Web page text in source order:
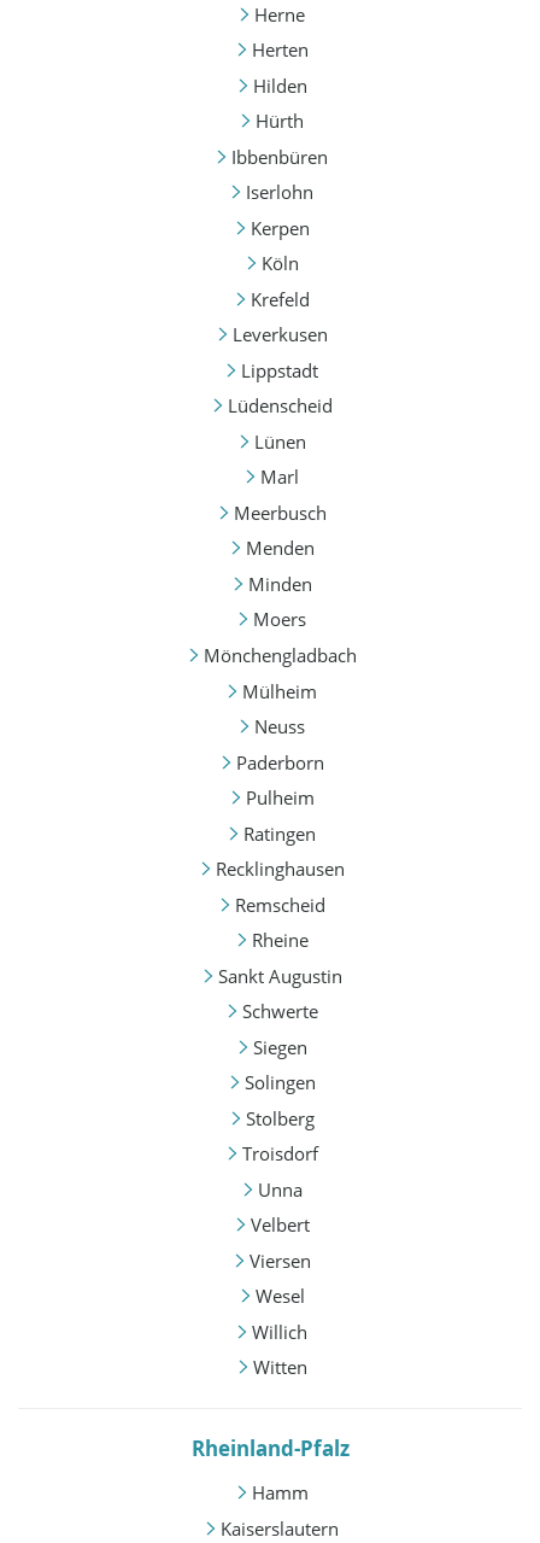
Herne
Herten
Hilden
Hürth
Ibbenbüren
Iserlohn
Kerpen
Köln
Krefeld
Leverkusen
Lippstadt
Lüdenscheid
Lünen
Marl
Meerbusch
Menden
Minden
Moers
Mönchengladbach
Mülheim
Neuss
Paderborn
Pulheim
Ratingen
Recklinghausen
Remscheid
Rheine
Sankt Augustin
Schwerte
Siegen
Solingen
Stolberg
Troisdorf
Unna
Velbert
Viersen
Wesel
Willich
Witten
Rheinland-Pfalz
Hamm
Kaiserslautern